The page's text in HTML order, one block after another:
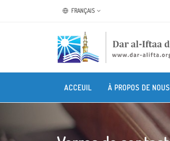
FRANÇAIS
ACCEUIL À PROPOS DE NOUS